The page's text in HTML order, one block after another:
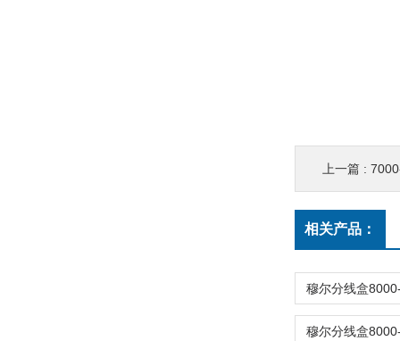
上一篇 :
相关产品：